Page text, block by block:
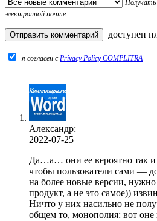
электронной почте
доступен
я согласен cPrivacy Policy COMPLITRA
Александр:
2022-07-25
Да…а… они ее вероятно так и
чтобы пользователи сами —
на более новые версии,
продукт, а не это самое))
Ничто у них насильно не
общем то, монополия: вот оне